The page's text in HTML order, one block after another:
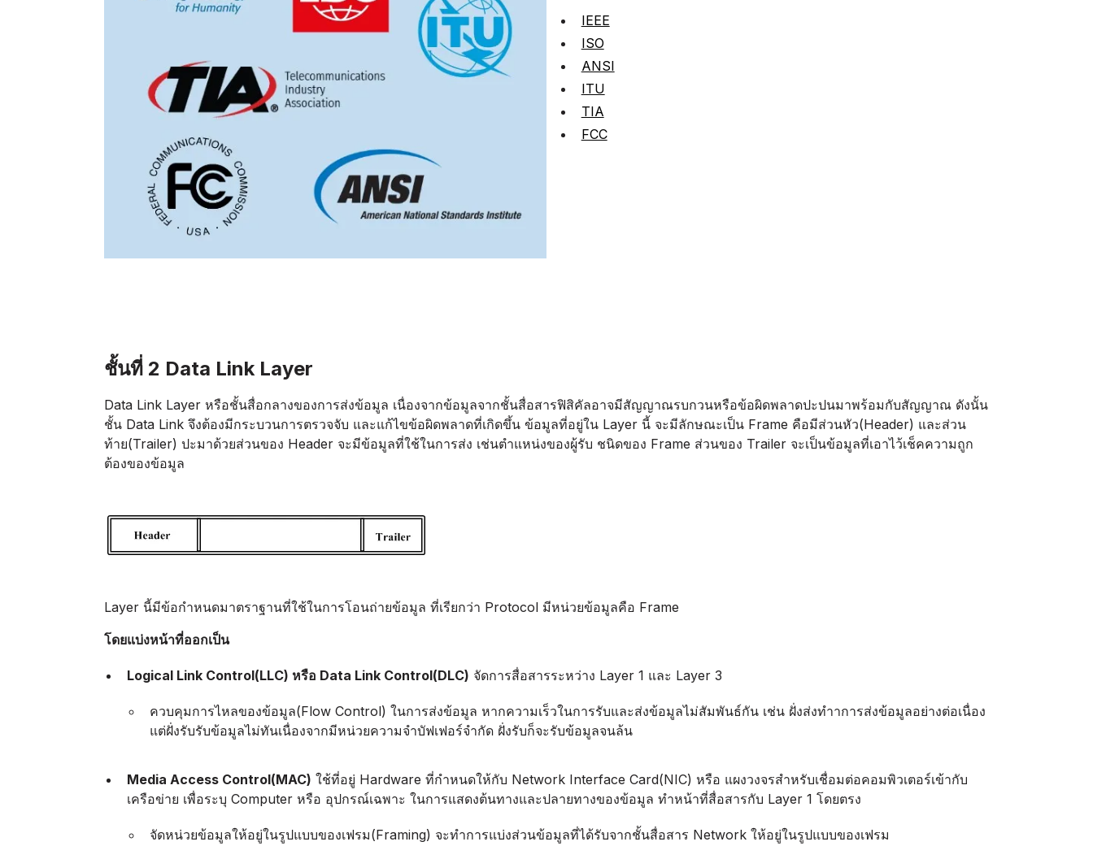
IEEE
ISO
ANSI
ITU
TIA
FCC
ชั้นที่ 2 Data Link Layer
Data Link Layer หรือชั้นสื่อกลางของการส่งข้อมูล เนื่องจากข้อมูลจากชั้นสื่อสารฟิสิคัลอาจมีสัญญาณรบกวนหรือข้อผิดพลาดปะปนมาพร้อมกับสัญญาณ ดังนั้น
ชั้น Data Link จึงต้องมีกระบวนการตรวจจับ และแก้ไขข้อผิดพลาดที่เกิดขึ้น ข้อมูลที่อยู่ใน Layer นี้ จะมีลักษณะเป็น Frame คือมีส่วนหัว(Header) และส่วน
ท้าย(Trailer) ปะมาด้วยส่วนของ Header จะมีข้อมูลที่ใช้ในการส่ง เช่นตำแหน่งของผู้รับ ชนิดของ Frame ส่วนของ Trailer จะเป็นข้อมูลที่เอาไว้เช็คความถูก
ต้องของข้อมูล
Layer นี้มีข้อกำหนดมาตราฐานที่ใช้ในการโอนถ่ายข้อมูล ที่เรียกว่า Protocol มีหน่วยข้อมูลคือ Frame
โดยแบ่งหน้าที่ออกเป็น
Logical Link Control(LLC) หรือ Data Link Control(DLC) จัดการสื่อสารระหว่าง Layer 1 และ Layer 3
ควบคุมการไหลของข้อมูล(Flow Control) ในการส่งข้อมูล หากความเร็วในการรับและส่งข้อมูลไม่สัมพันธ์กัน เช่น ฝั่งส่งทำาการส่งข้อมูลอย่างต่อเนื่อง
แต่ฝั่งรับรับข้อมูลไม่ทันเนื่องจากมีหน่วยความจำบัฟเฟอร์จำกัด ฝั่งรับก็จะรับข้อมูลจนล้น
Media Access Control(MAC) ใช้ที่อยู่ Hardware ที่กำหนดให้กับ Network Interface Card(NIC) หรือ แผงวงจรสำหรับเชื่อมต่อคอมพิวเตอร์เข้ากับ
เครือข่าย เพื่อระบุ Computer หรือ อุปกรณ์เฉพาะ ในการแสดงต้นทางและปลายทางของข้อมูล ทำหน้าที่สื่อสารกับ Layer 1 โดยตรง
จัดหน่วยข้อมูลให้อยู่ในรูปแบบของเฟรม(Framing) จะทำการแบ่งส่วนข้อมูลที่ได้รับจากชั้นสื่อสาร Network ให้อยู่ในรูปแบบของเฟรม